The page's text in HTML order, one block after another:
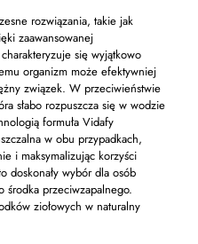
rozwiązania, takie jak
zaawansowanej
się wyjątkowo
organizm może efektywniej
związek. W przeciwieństwie
słabo rozpuszcza się w wodzie
formuła Vidafy
w obu przypadkach,
i maksymalizując korzyści
doskonały wybór dla osób
środka przeciwzapalnego.
ziołowych w naturalny